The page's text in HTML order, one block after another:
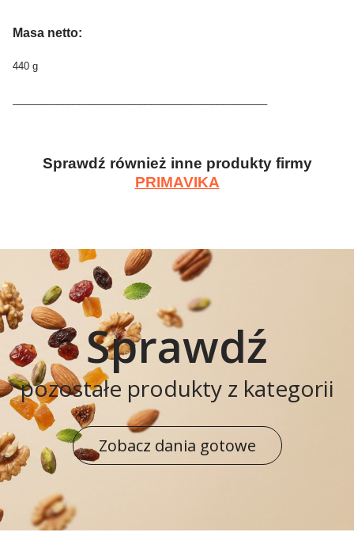
Masa netto:
440 g
Sprawdź również inne produkty firmy
PRIMAVIKA
Sprawdź
pozostałe produkty z kategorii
Zobacz dania gotowe